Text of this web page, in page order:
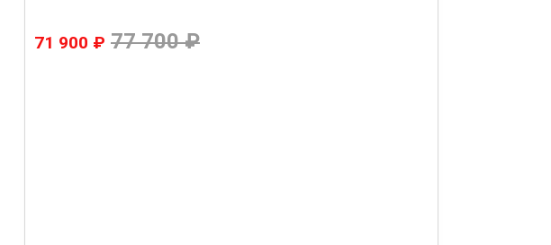
71 900 ₽ 77 700 ₽